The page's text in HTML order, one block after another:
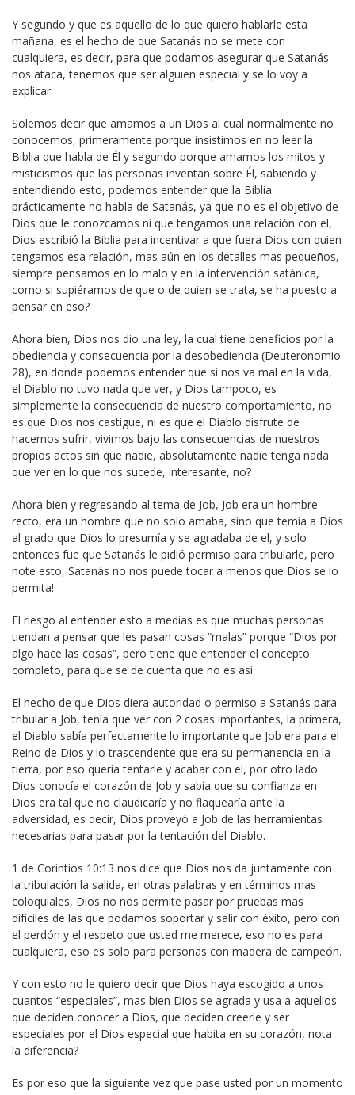
Y segundo y que es aquello de lo que quiero hablarle esta
mañana, es el hecho de que Satanás no se mete con
cualquiera, es decir, para que podamos asegurar que Satanás
nos ataca, tenemos que ser alguien especial y se lo voy a
explicar.
Solemos decir que amamos a un Dios al cual normalmente no
conocemos, primeramente porque insistimos en no leer la
Biblia que habla de Él y segundo porque amamos los mitos y
misticismos que las personas inventan sobre Él, sabiendo y
entendiendo esto, podemos entender que la Biblia
prácticamente no habla de Satanás, ya que no es el objetivo de
Dios que le conozcamos ni que tengamos una relación con el,
Dios escribió la Biblia para incentivar a que fuera Dios con quien
tengamos esa relación, mas aún en los detalles mas pequeños,
siempre pensamos en lo malo y en la intervención satánica,
como si supiéramos de que o de quien se trata, se ha puesto a
pensar en eso?
Ahora bien, Dios nos dio una ley, la cual tiene beneficios por la
obediencia y consecuencia por la desobediencia (Deuteronomio
28), en donde podemos entender que si nos va mal en la vida,
el Diablo no tuvo nada que ver, y Dios tampoco, es
simplemente la consecuencia de nuestro comportamiento, no
es que Dios nos castigue, ni es que el Diablo disfrute de
hacernos sufrir, vivimos bajo las consecuencias de nuestros
propios actos sin que nadie, absolutamente nadie tenga nada
que ver en lo que nos sucede, interesante, no?
Ahora bien y regresando al tema de Job, Job era un hombre
recto, era un hombre que no solo amaba, sino que temía a Dios
al grado que Dios lo presumía y se agradaba de el, y solo
entonces fue que Satanás le pidió permiso para tribularle, pero
note esto, Satanás no nos puede tocar a menos que Dios se lo
permita!
El riesgo al entender esto a medias es que muchas personas
tiendan a pensar que les pasan cosas “malas” porque “Dios por
algo hace las cosas”, pero tiene que entender el concepto
completo, para que se de cuenta que no es así.
El hecho de que Dios diera autoridad o permiso a Satanás para
tribular a Job, tenía que ver con 2 cosas importantes, la primera,
el Diablo sabía perfectamente lo importante que Job era para el
Reino de Dios y lo trascendente que era su permanencia en la
tierra, por eso quería tentarle y acabar con el, por otro lado
Dios conocía el corazón de Job y sabía que su confianza en
Dios era tal que no claudicaría y no flaquearía ante la
adversidad, es decir, Dios proveyó a Job de las herramientas
necesarias para pasar por la tentación del Diablo.
1 de Corintios 10:13 nos dice que Dios nos da juntamente con
la tribulación la salida, en otras palabras y en términos mas
coloquiales, Dios no nos permite pasar por pruebas mas
difíciles de las que podamos soportar y salir con éxito, pero con
el perdón y el respeto que usted me merece, eso no es para
cualquiera, eso es solo para personas con madera de campeón.
Y con esto no le quiero decir que Dios haya escogido a unos
cuantos “especiales”, mas bien Dios se agrada y usa a aquellos
que deciden conocer a Dios, que deciden creerle y ser
especiales por el Dios especial que habita en su corazón, nota
la diferencia?
Es por eso que la siguiente vez que pase usted por un momento